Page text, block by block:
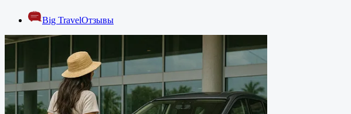
Big TravelОтзывы